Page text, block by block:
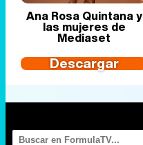
Ana Rosa Quintana y
las mujeres de
Mediaset
Descargar